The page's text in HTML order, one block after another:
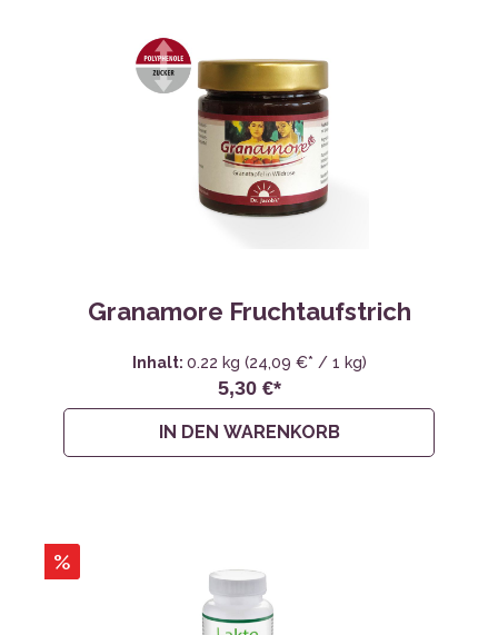
Granamore Fruchtaufstrich
Inhalt: 0.22 kg (24,09 €* / 1 kg)
5,30 €*
IN DEN WARENKORB
%